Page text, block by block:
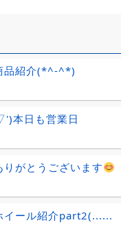
品紹介(*^-^*)
本日も営業日
がとうございます
ール紹介part2(......